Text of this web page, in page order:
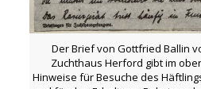
Der Brief von Gottfried Ballin
Zuchthaus Herford gibt im
Hinweise für Besuche des